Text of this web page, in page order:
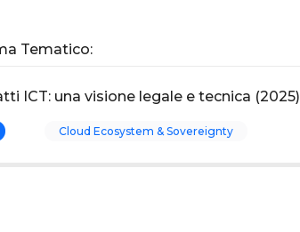
Tematico:
ICT: una visione legale e tecnica (2025)
Cloud Ecosystem & Sovereignty